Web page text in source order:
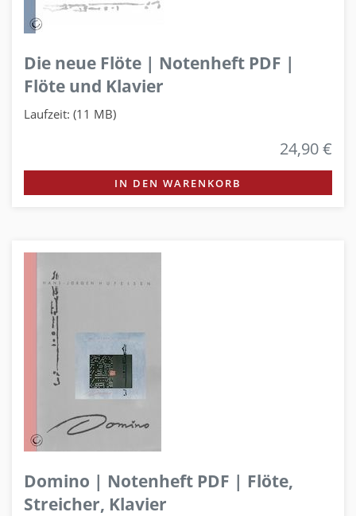
Die neue Flöte | Notenheft PDF |
Flöte und Klavier
Laufzeit: (11 MB)
24,90 €
IN DEN WARENKORB
Domino | Notenheft PDF | Flöte,
Streicher, Klavier